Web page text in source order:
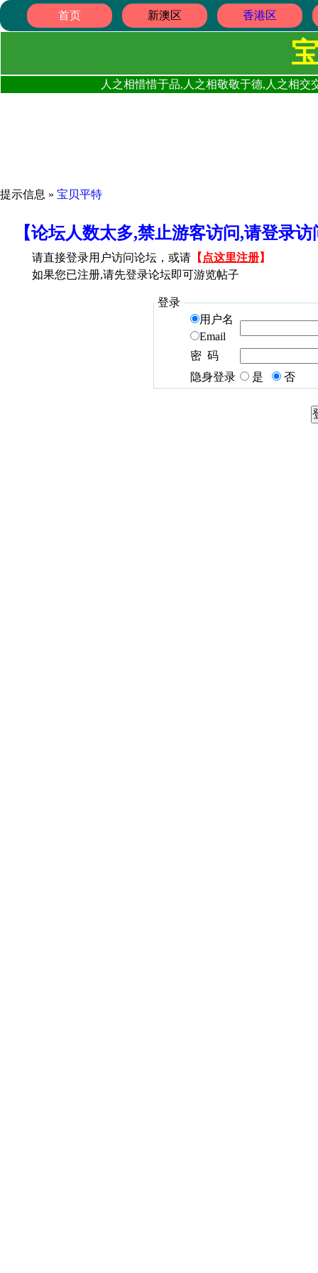
首页 新澳区 香港区
人之相惜惜于品,人之相敬敬于德,人之相
提示信息 » 宝贝平特
【论坛人数太多,禁止游客访问,请登录
请直接登录用户访问论坛，或请 【 点这里注册】
如果您已注册,请先登录论坛即可游览帖子
登录
用户名
Email
密 码
隐身登录
是 否